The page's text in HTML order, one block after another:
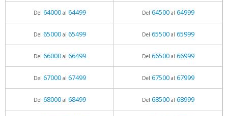
Del 64000al 64499 Del 64500al 64999
Del 65000al 65499 Del 65500al 65999
Del 66000al 66499 Del 66500al 66999
Del 67000al 67499 Del 67500al 67999
Del 68000al 68499 Del 68500al 68999